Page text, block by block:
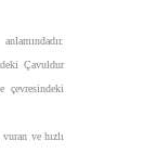
Çavuldur
çevresindeki
vuran ve hızlı